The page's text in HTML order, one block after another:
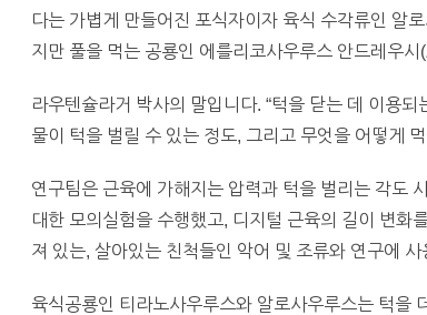
다는 가볍게 만들어진 포식자이자 육식 수각류인 알
지만 풀을 먹는 공룡인 에를리코사우루스 안드레우시(
라우텐슐라거 박사의 말입니다. “턱을 닫는 데 이용
물이 턱을 벌릴 수 있는 정도, 그리고 무엇을 어떻게
연구팀은 근육에 가해지는 압력과 턱을 벌리는 각도
대한 모의실험을 수행했고, 디지털 근육의 길이 변화
져 있는, 살아있는 친척들인 악어 및 조류와 연구에
육식공룡인 티라노사우루스와 알로사우루스는 턱을